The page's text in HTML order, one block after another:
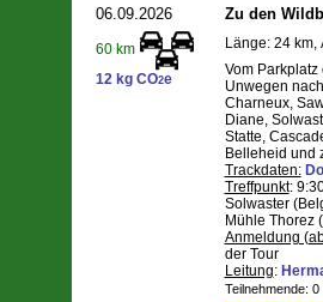
06.09.2026
60 km
12 kg CO2e
Zu den
Länge: 24 km,
Vom
Unwegen
Charneux,
Diane,
Statte,
Belleheid und
Trackdaten:
Treffpunkt:
Solwaster
Mühle Thorez
Anmeldung
der Tour
Leitung:
Teilnehmende: